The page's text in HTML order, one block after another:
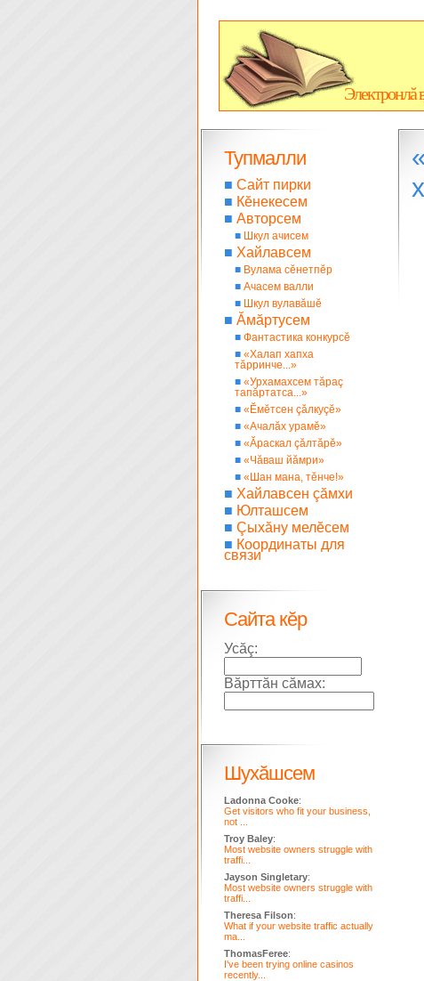
Электронлă
Тупмалли
■ Сайт пирки
■ Кĕнекесем
■ Авторсем
■ Шкул ачисем
■ Хайлавсем
■ Вулама сĕнетпĕр
■ Ачасем валли
■ Шкул вулавăшĕ
■ Ăмăртусем
■ Фантастика конкурсĕ
■ «Халап хапха
тăрринче...»
■ «Урхамахсем тăраç
тапăртатса...»
■ «Ĕмĕтсен çăлкуçĕ»
■ «Ачалăх урамĕ»
■ «Ăраскал çăлтăрĕ»
■ «Чăваш йăмри»
■ «Шан мана, тĕнче!»
■ Хайлавсен çăмхи
■ Юлташсем
■ Çыхăну мелĕсем
■ Координаты для
связи
Сайта кĕр
Усăç:
Вăрттăн сăмах:
Шухăшсем
Ladonna Cooke:
Get visitors who fit your business,
not ...
Troy Baley:
Most website owners struggle with
traffi...
Jayson Singletary:
Most website owners struggle with
traffi...
Theresa Filson:
What if your website traffic actually
ma...
ThomasFeree:
I've been trying online casinos
recently...